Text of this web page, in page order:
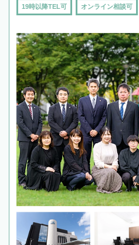
19時以降TEL可 オンライン相談可